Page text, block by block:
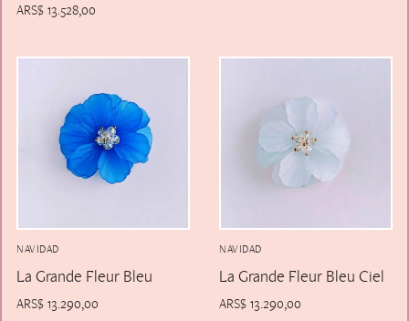
ARS$ 13.528,00
NAVIDAD
La Grande Fleur Bleu
ARS$ 13.290,00
NAVIDAD
La Grande Fleur Bleu Ciel
ARS$ 13.290,00